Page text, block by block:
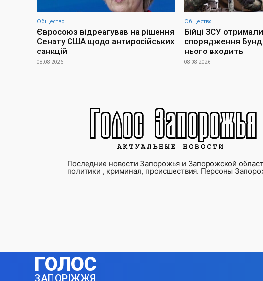
Общество
Євросоюз відреагував на рішення
Сенату США щодо антиросійських
санкцій
08.08.2026
Общество
Бійці ЗСУ
спорядження
нього входить
08.08.2026
Последние новости Запорожья и Запорожской
политики , криминал, происшествия. Персоны
ГОЛОС
ЗАПОРІЖЖЯ